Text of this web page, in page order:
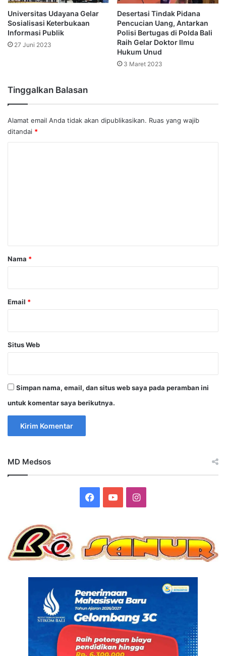
Universitas Udayana Gelar
Sosialisasi Keterbukaan
Informasi Publik
27 Juni 2023
Desertasi Tindak Pidana
Pencucian Uang, Antarkan
Polisi Bertugas di Polda Bali
Raih Gelar Doktor Ilmu
Hukum Unud
3 Maret 2023
Tinggalkan Balasan
Alamat email Anda tidak akan dipublikasikan. Ruas yang wajib
ditandai *
r
Nama *
Email *
Situs Web
Simpan nama, email, dan situs web saya pada peramban ini
untuk komentar saya berikutnya.
MD Medsos
Facebook
YouTubeInstagram